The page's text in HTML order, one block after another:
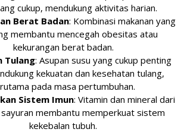
cukup, mendukung aktivitas harian.
Berat Badan: Kombinasi makanan yang
membantu mencegah obesitas atau
kekurangan berat badan.
Tulang: Asupan susu yang cukup penting
kekuatan dan kesehatan tulang,
pada masa pertumbuhan.
Sistem Imun: Vitamin dan mineral dari
membantu memperkuat sistem
kekebalan tubuh.